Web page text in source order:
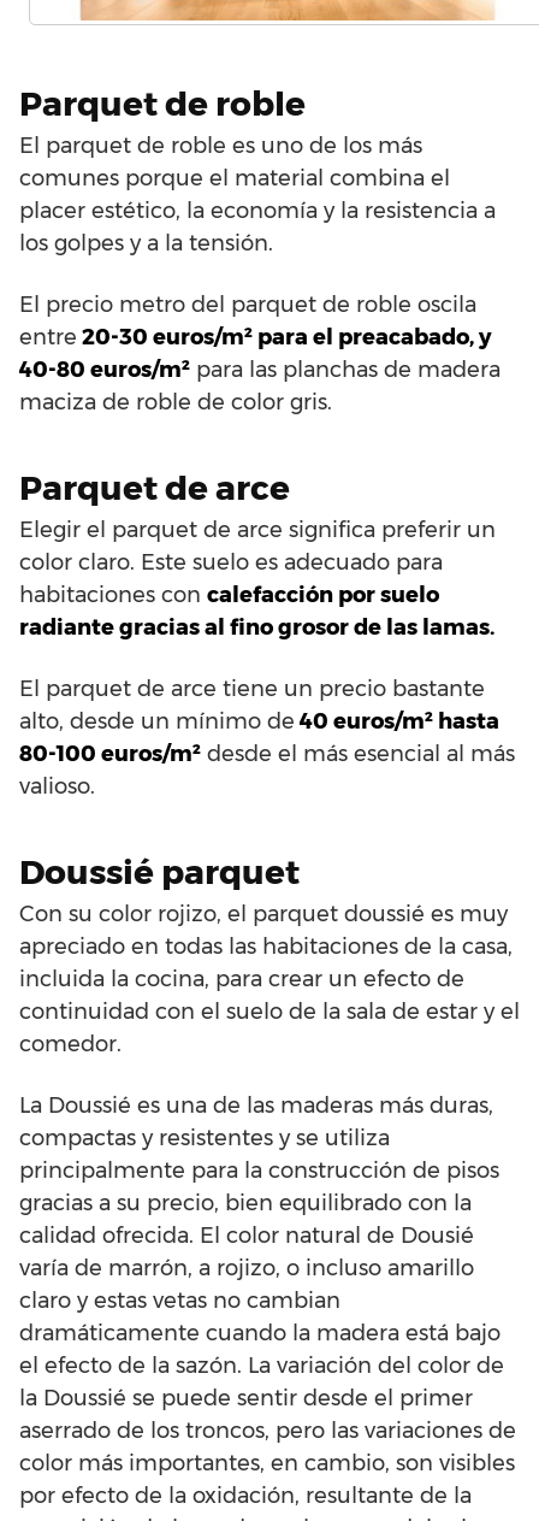
Parquet de roble
El parquet de roble es uno de los más
comunes porque el material combina el
placer estético, la economía y la resistencia a
los golpes y a la tensión.
El precio metro del parquet de roble oscila
entre 20-30 euros/m² para el preacabado, y
40-80 euros/m² para las planchas de madera
maciza de roble de color gris.
Parquet de arce
Elegir el parquet de arce significa preferir un
color claro. Este suelo es adecuado para
habitaciones con calefacción por suelo
radiante gracias al fino grosor de las lamas.
El parquet de arce tiene un precio bastante
alto, desde un mínimo de 40 euros/m² hasta
80-100 euros/m² desde el más esencial al más
valioso.
Doussié parquet
Con su color rojizo, el parquet doussié es muy
apreciado en todas las habitaciones de la casa,
incluida la cocina, para crear un efecto de
continuidad con el suelo de la sala de estar y el
comedor.
La Doussié es una de las maderas más duras,
compactas y resistentes y se utiliza
principalmente para la construcción de pisos
gracias a su precio, bien equilibrado con la
calidad ofrecida. El color natural de Dousié
varía de marrón, a rojizo, o incluso amarillo
claro y estas vetas no cambian
dramáticamente cuando la madera está bajo
el efecto de la sazón. La variación del color de
la Doussié se puede sentir desde el primer
aserrado de los troncos, pero las variaciones de
color más importantes, en cambio, son visibles
por efecto de la oxidación, resultante de la